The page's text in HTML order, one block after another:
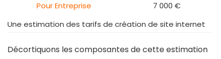
Pour Entreprise
7 000 €
Une estimation des tarifs de création de site internet
Décortiquons les composantes de cette estimation